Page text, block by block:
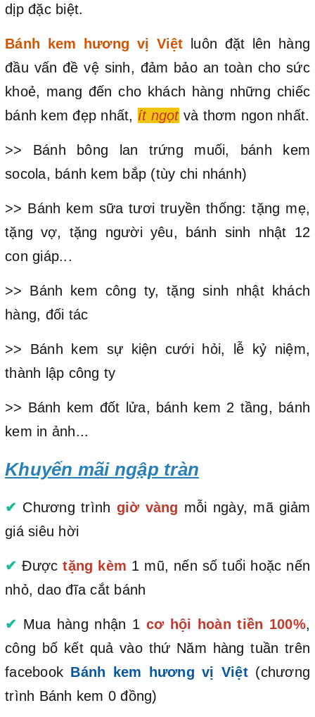
dịp đặc biệt.
Bánh kem hương vị Việt luôn đặt lên hàng
đầu vấn đề vệ sinh, đảm bảo an toàn cho sức
khoẻ, mang đến cho khách hàng những chiếc
bánh kem đẹp nhất, ít ngọt và thơm ngon nhất.
>> Bánh bông lan trứng muối, bánh kem
socola, bánh kem bắp (tùy chi nhánh)
>> Bánh kem sữa tươi truyền thống: tặng mẹ,
tặng vợ, tặng người yêu, bánh sinh nhật 12
con giáp...
>> Bánh kem công ty, tặng sinh nhật khách
hàng, đối tác
>> Bánh kem sự kiện cưới hỏi, lễ kỷ niệm,
thành lập công ty
>> Bánh kem đốt lửa, bánh kem 2 tầng, bánh
kem in ảnh...
Khuyến mãi ngập tràn
✔ Chương trình giờ vàng mỗi ngày, mã giảm
giá siêu hời
✔ Được tặng kèm 1 mũ, nến số tuổi hoặc nến
nhỏ, dao đĩa cắt bánh
✔ Mua hàng nhận 1 cơ hội hoàn tiền 100%,
công bố kết quả vào thứ Năm hàng tuần trên
facebook Bánh kem hương vị Việt(chương
trình Bánh kem 0 đồng)